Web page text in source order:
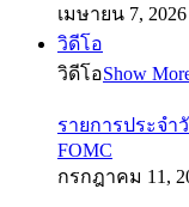
เมษายน 7, 2026
วิดีโอ
วิดีโอShow
รายการประจำ
FOMC
กรกฎาคม 11,